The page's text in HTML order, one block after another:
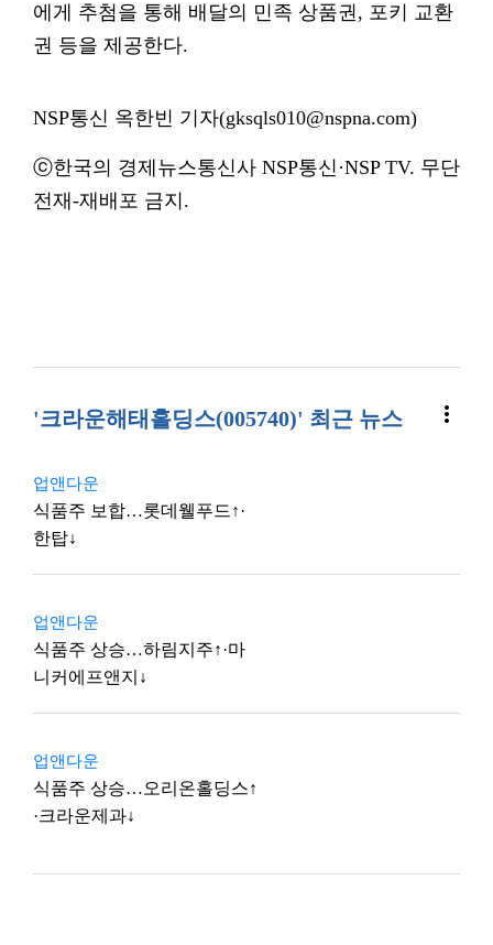
에게 추첨을 통해 배달의 민족 상품권, 포키 교환
권 등을 제공한다.
NSP통신 옥한빈 기자(gksqls010@nspna.com)
ⓒ한국의 경제뉴스통신사 NSP통신·NSP TV. 무단
전재-재배포 금지.
'크라운해태홀딩스(005740)' 최근 뉴스 more_vert
업앤다운
식품주 보합…롯데웰푸드↑·
한탑↓
업앤다운
식품주 상승…하림지주↑·마
니커에프앤지↓
업앤다운
식품주 상승…오리온홀딩스↑
·크라운제과↓